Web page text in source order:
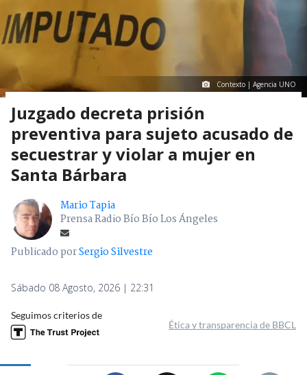
Contexto | Agencia UNO
Juzgado decreta prisión
preventiva para sujeto acusado de
secuestrar y violar a mujer en
Santa Bárbara
Mario Tapia
Prensa Radio Bío Bío Los Ángeles
Publicado porSergio Silvestre
Sábado 08 Agosto, 2026 | 22:31
Seguimos criterios de
Ética y transparencia de BBCL